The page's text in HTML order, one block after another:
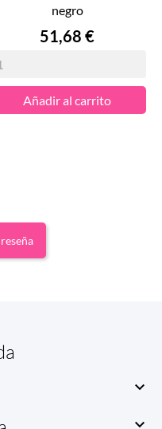
negro
Precio
51,68 €
Añadir al carrito
